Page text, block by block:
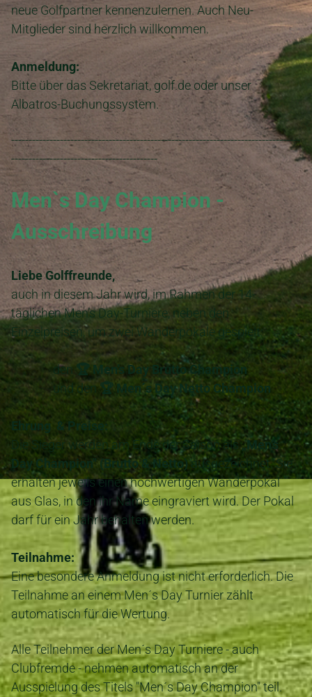
neue Golfpartner kennenzulernen. Auch Neu-
Mitglieder sind herzlich willkommen.
Anmeldung:
Bitte über das Sekretariat, golf.de oder unser
Albatros-Buchungssystem.
-----------------------------------------------------------------------------------
------------------------------------------
Men`s Day Champion -
Ausschreibung
Liebe Golffreunde,
auch in diesem Jahr wird, im Rahmen der 14-
täglichen Men’s Day-Turniere, neben den
Einzelpreisen, um zwei Wanderpokale gespielt:
den 🏆 Men’s Day Brutto Champion
und den🏆 Men´s Day Netto Champion
Ehrung & Preise:
Die Sieger werden am Ende der Saison als„Men’s
Day Champion" (Brutto & Netto)ausgezeichnet. Sie
erhalten jeweils einen hochwertigen Wanderpokal
aus Glas, in den ihr Name eingraviert wird. Der Pokal
darf für ein Jahr behalten werden.
Teilnahme:
Eine besondere Anmeldung ist nicht erforderlich. Die
Teilnahme an einem Men´s Day Turnier zählt
automatisch für die Wertung.
Alle Teilnehmer der Men´s Day Turniere - auch
Clubfremde - nehmen automatisch an der
Ausspielung des Titels "Men´s Day Champion" teil.